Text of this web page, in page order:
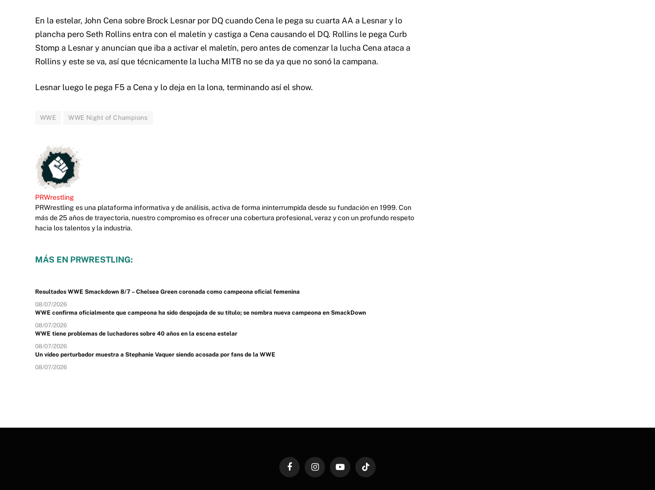
En la estelar, John Cena sobre Brock Lesnar por DQ cuando Cena le pega su cuarta AA a Lesnar y lo
plancha pero Seth Rollins entra con el maletín y castiga a Cena causando el DQ. Rollins le pega Curb
Stomp a Lesnar y anuncian que iba a activar el maletín, pero antes de comenzar la lucha Cena ataca a
Rollins y este se va, así que técnicamente la lucha MITB no se da ya que no sonó la campana.
Lesnar luego le pega F5 a Cena y lo deja en la lona, terminando así el show.
WWE WWE Night of Champions
PRWrestling
PRWrestling es una plataforma informativa y de análisis, activa de forma ininterrumpida desde su fundación en 1999. Con
más de 25 años de trayectoria, nuestro compromiso es ofrecer una cobertura profesional, veraz y con un profundo respeto
hacia los talentos y la industria.
MÁS EN PRWRESTLING:
Resultados WWE Smackdown 8/7 – Chelsea Green coronada como campeona oficial femenina
08/07/2026
WWE confirma oficialmente que campeona ha sido despojada de su título; se nombra nueva campeona en SmackDown
08/07/2026
WWE tiene problemas de luchadores sobre 40 años en la escena estelar
08/07/2026
Un vídeo perturbador muestra a Stephanie Vaquer siendo acosada por fans de la WWE
08/07/2026
FacebookInstagramYouTubeTikTok